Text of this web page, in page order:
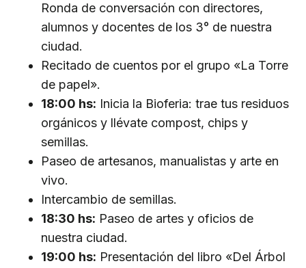
Ronda de conversación con directores,
alumnos y docentes de los 3° de nuestra
ciudad.
Recitado de cuentos por el grupo «La Torre
de papel».
18:00 hs: Inicia la Bioferia: trae tus residuos
orgánicos y llévate compost, chips y
semillas.
Paseo de artesanos, manualistas y arte en
vivo.
Intercambio de semillas.
18:30 hs: Paseo de artes y oficios de
nuestra ciudad.
19:00 hs: Presentación del libro «Del Árbol